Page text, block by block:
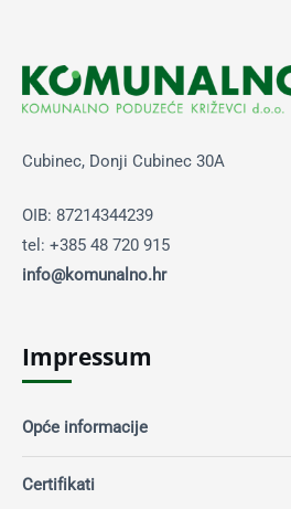
Cubinec, Donji Cubinec 30A
OIB: 87214344239
tel: +385 48 720 915
info@komunalno.hr
Impressum
Opće informacije
Certifikati